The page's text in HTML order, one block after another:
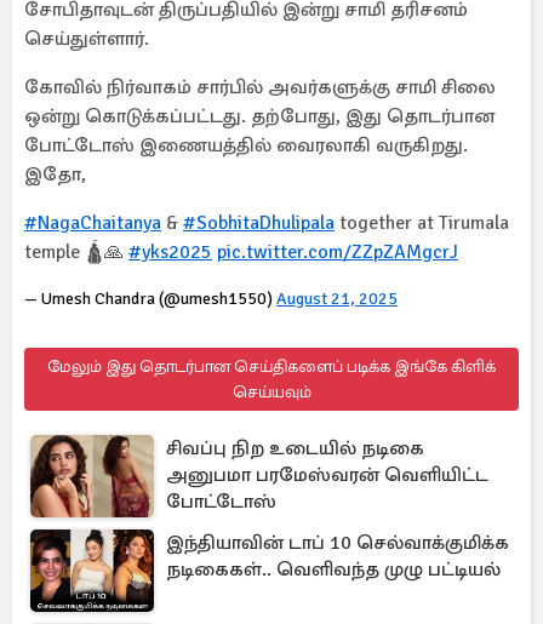
சோபிதாவுடன் திருப்பதியில் இன்று சாமி தரிசனம்
செய்துள்ளார்.
கோவில் நிர்வாகம் சார்பில் அவர்களுக்கு சாமி சிலை
ஒன்று கொடுக்கப்பட்டது. தற்போது, இது தொடர்பான
போட்டோஸ் இணையத்தில் வைரலாகி வருகிறது.
இதோ,
#NagaChaitanya & #SobhitaDhulipala together at Tirumala
temple 🛕🙏 #yks2025 pic.twitter.com/ZZpZAMgcrJ
— Umesh Chandra (@umesh1550) August 21, 2025
மேலும் இது தொடர்பான செய்திகளைப் படிக்க இங்கே கிளிக்
செய்யவும்
சிவப்பு நிற உடையில் நடிகை
அனுபமா பரமேஸ்வரன் வெளியிட்ட
போட்டோஸ்
இந்தியாவின் டாப் 10 செல்வாக்குமிக்க
நடிகைகள்.. வெளிவந்த முழு பட்டியல்